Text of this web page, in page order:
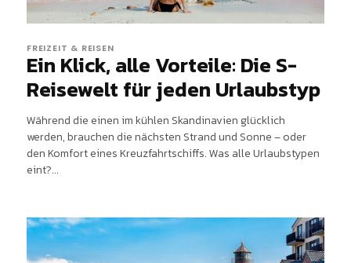
FREIZEIT & REISEN
Ein Klick, alle Vorteile: Die S-
Reisewelt für jeden Urlaubstyp
Während die einen im kühlen Skandinavien glücklich
werden, brauchen die nächsten Strand und Sonne – oder
den Komfort eines Kreuzfahrtschiffs. Was alle Urlaubstypen
eint?...